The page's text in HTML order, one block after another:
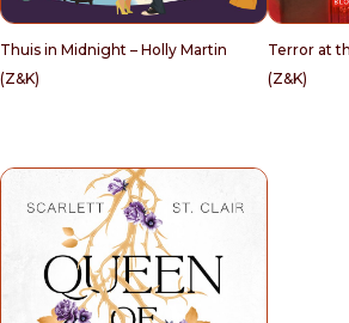
Thuis in Midnight – Holly Martin
(Z&K)
Terror at
(Z&K)